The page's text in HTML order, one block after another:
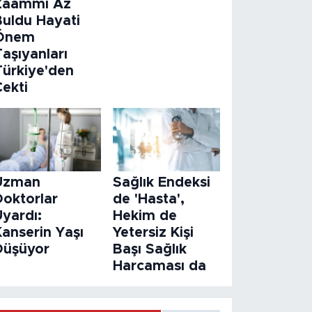
Az
Hayati
Yaşı
Sağlık Endeksi
de 'Hasta',
Hekim de
Yetersiz Kişi
Başı Sağlık
Harcaması da